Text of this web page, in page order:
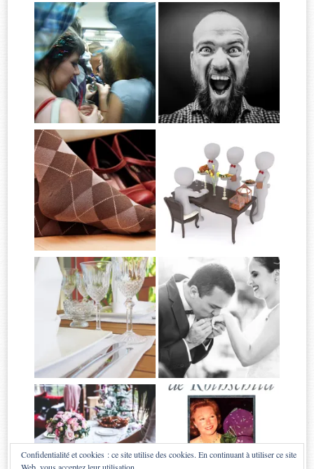
Confidentialité et cookies : ce site utilise des cookies. En continuant à utiliser ce site